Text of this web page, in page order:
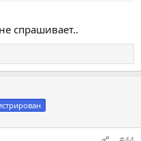
спрашивает..